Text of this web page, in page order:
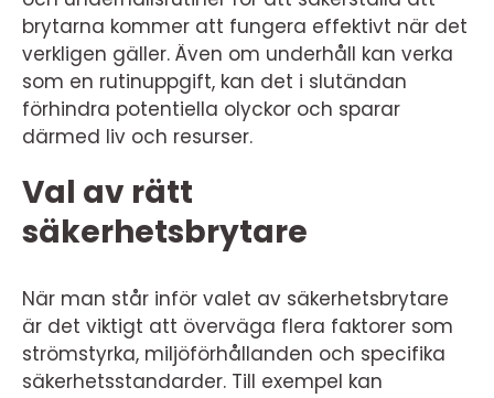
brytarna kommer att fungera effektivt när det
verkligen gäller. Även om underhåll kan verka
som en rutinuppgift, kan det i slutändan
förhindra potentiella olyckor och sparar
därmed liv och resurser.
Val av rätt
säkerhetsbrytare
När man står inför valet av säkerhetsbrytare
är det viktigt att överväga flera faktorer som
strömstyrka, miljöförhållanden och specifika
säkerhetsstandarder. Till exempel kan